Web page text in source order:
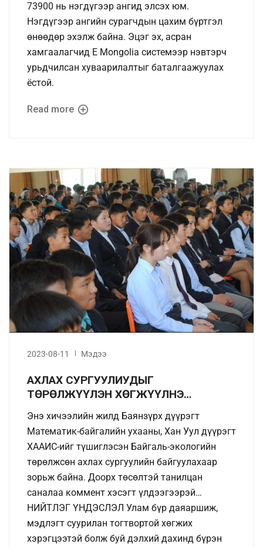
73900 нь нэгдүгээр ангид элсэх юм.
Нэгдүгээр ангийн сурагчдын цахим бүртгэл
өнөөдөр эхэлж байна. Эцэг эх, асран
хамгаалагчид Е Mongolia системээр нэвтэрч
урьдчилсан хуваарилалтыг баталгаажуулах
ёстой.
Read more
2023-08-11 Мэдээ
АХЛАХ СУРГУУЛИУДЫГ
ТӨРӨЛЖҮҮЛЭН ХӨГЖҮҮЛНЭ…
Энэ хичээлийн жилд Баянзүрх дүүрэгт
Математик-байгалийн ухааны, Хан Уул дүүрэгт
ХААИС-ийг түшиглэсэн Байгаль-экологийн
төрөлжсөн ахлах сургуулийн байгуулахаар
зорьж байна. Доорх төсөлтэй танилцан
саналаа коммент хэсэгт үлдээгээрэй…
НИЙТЛЭГ ҮНДЭСЛЭЛ Улам бүр даяаршиж,
мэдлэгт суурилан тогтвортой хөгжих
хэрэгцээтэй болж буй дэлхий дахинд бүрэн